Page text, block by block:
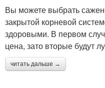
Вы можете выбрать
закрытой корневой
здоровыми. В первом
цена, зато вторые будут
читать дальше →